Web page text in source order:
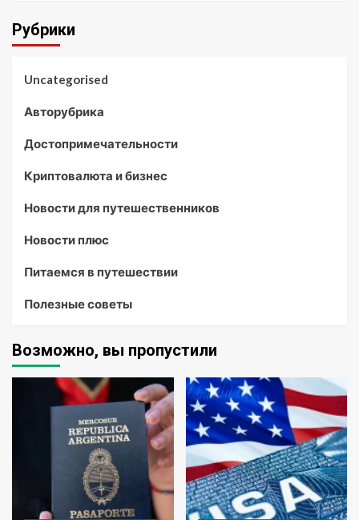
Рубрики
Uncategorised
Авторубрика
Достопримечательности
Криптовалюта и бизнес
Новости для путешественников
Новости плюс
Питаемся в путешествии
Полезные советы
Возможно, вы пропустили